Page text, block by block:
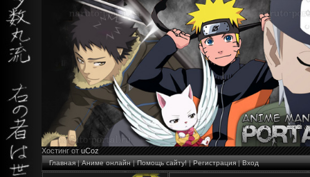
Хостинг от uCoz
Главная|Аниме онлайн|Помощь сайту!|Регистрация|Вход